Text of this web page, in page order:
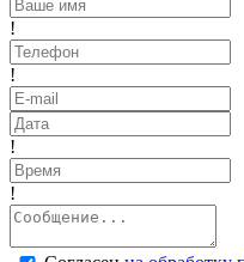
!
!
!
!